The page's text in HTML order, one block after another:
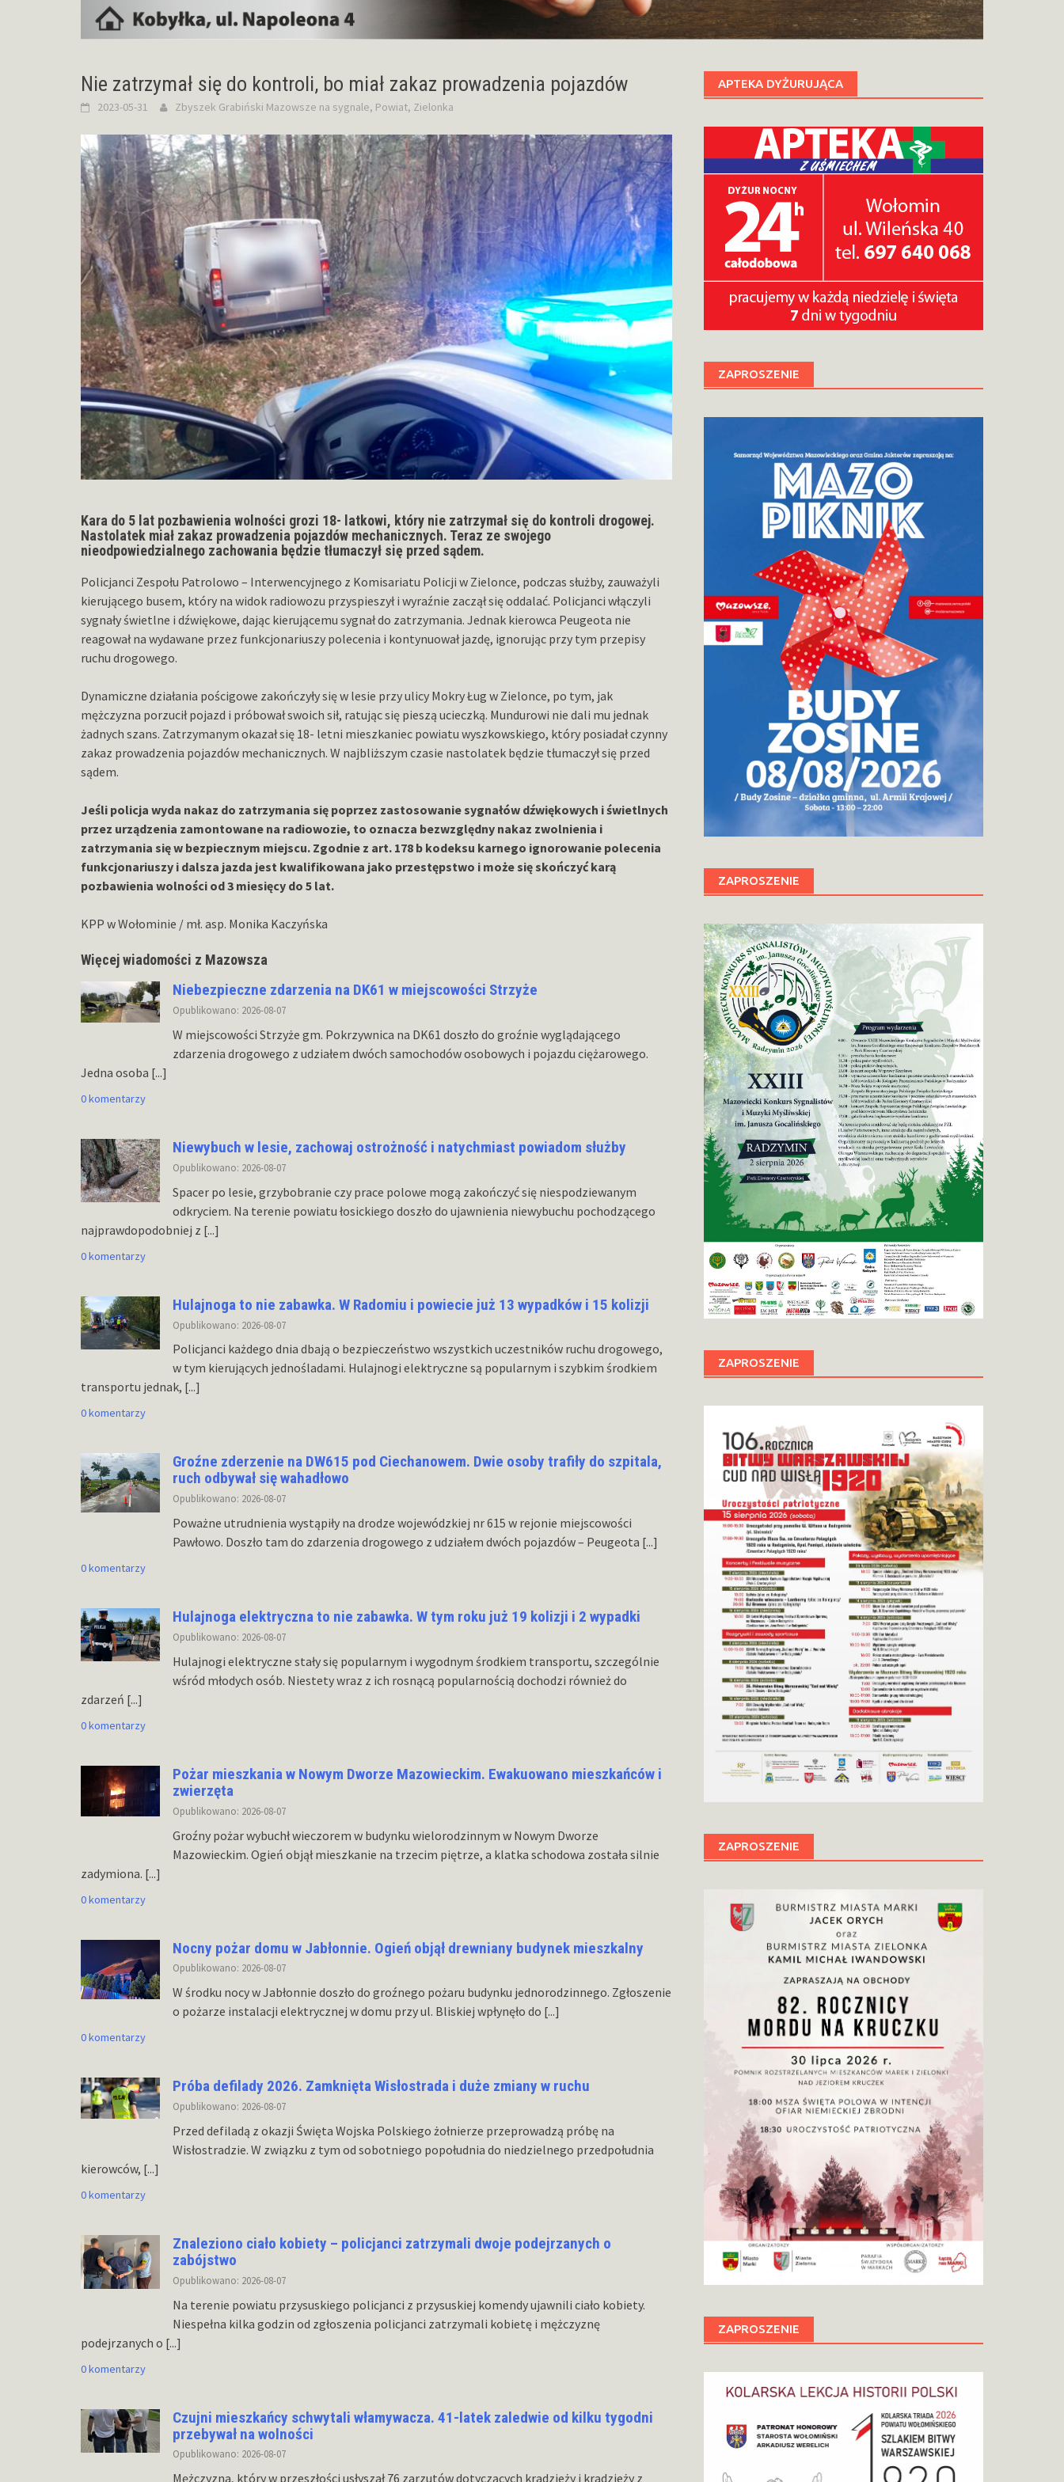
Nie zatrzymał się do kontroli, bo miał zakaz prowadzenia pojazdów
2023-05-31 Zbyszek Grabiński Mazowsze na sygnale, Powiat, Zielonka
Kara do 5 lat pozbawienia wolności grozi 18- latkowi, który nie zatrzymał się do kontroli drogowej.
Nastolatek miał zakaz prowadzenia pojazdów mechanicznych. Teraz ze swojego
nieodpowiedzialnego zachowania będzie tłumaczył się przed sądem.
Policjanci Zespołu Patrolowo – Interwencyjnego z Komisariatu Policji w Zielonce, podczas służby, zauważyli
kierującego busem, który na widok radiowozu przyspieszył i wyraźnie zaczął się oddalać. Policjanci włączyli
sygnały świetlne i dźwiękowe, dając kierującemu sygnał do zatrzymania. Jednak kierowca Peugeota nie
reagował na wydawane przez funkcjonariuszy polecenia i kontynuował jazdę, ignorując przy tym przepisy
ruchu drogowego.
Dynamiczne działania pościgowe zakończyły się w lesie przy ulicy Mokry Ług w Zielonce, po tym, jak
mężczyzna porzucił pojazd i próbował swoich sił, ratując się pieszą ucieczką. Mundurowi nie dali mu jednak
żadnych szans. Zatrzymanym okazał się 18- letni mieszkaniec powiatu wyszkowskiego, który posiadał czynny
zakaz prowadzenia pojazdów mechanicznych. W najbliższym czasie nastolatek będzie tłumaczył się przed
sądem.
Jeśli policja wyda nakaz do zatrzymania się poprzez zastosowanie sygnałów dźwiękowych i świetlnych
przez urządzenia zamontowane na radiowozie, to oznacza bezwzględny nakaz zwolnienia i
zatrzymania się w bezpiecznym miejscu. Zgodnie z art. 178 b kodeksu karnego ignorowanie polecenia
funkcjonariuszy i dalsza jazda jest kwalifikowana jako przestępstwo i może się skończyć karą
pozbawienia wolności od 3 miesięcy do 5 lat.
KPP w Wołominie / mł. asp. Monika Kaczyńska
Więcej wiadomości z Mazowsza
Niebezpieczne zdarzenia na DK61 w miejscowości Strzyże
Opublikowano: 2026-08-07
W miejscowości Strzyże gm. Pokrzywnica na DK61 doszło do groźnie wyglądającego
zdarzenia drogowego z udziałem dwóch samochodów osobowych i pojazdu ciężarowego.
Jedna osoba [...]
0 komentarzy
Niewybuch w lesie, zachowaj ostrożność i natychmiast powiadom służby
Opublikowano: 2026-08-07
Spacer po lesie, grzybobranie czy prace polowe mogą zakończyć się niespodziewanym
odkryciem. Na terenie powiatu łosickiego doszło do ujawnienia niewybuchu pochodzącego
najprawdopodobniej z [...]
0 komentarzy
Hulajnoga to nie zabawka. W Radomiu i powiecie już 13 wypadków i 15 kolizji
Opublikowano: 2026-08-07
Policjanci każdego dnia dbają o bezpieczeństwo wszystkich uczestników ruchu drogowego,
w tym kierujących jednośladami. Hulajnogi elektryczne są popularnym i szybkim środkiem
transportu jednak, [...]
0 komentarzy
Groźne zderzenie na DW615 pod Ciechanowem. Dwie osoby trafiły do szpitala,
ruch odbywał się wahadłowo
Opublikowano: 2026-08-07
Poważne utrudnienia wystąpiły na drodze wojewódzkiej nr 615 w rejonie miejscowości
Pawłowo. Doszło tam do zdarzenia drogowego z udziałem dwóch pojazdów – Peugeota [...]
0 komentarzy
Hulajnoga elektryczna to nie zabawka. W tym roku już 19 kolizji i 2 wypadki
Opublikowano: 2026-08-07
Hulajnogi elektryczne stały się popularnym i wygodnym środkiem transportu, szczególnie
wśród młodych osób. Niestety wraz z ich rosnącą popularnością dochodzi również do
zdarzeń [...]
0 komentarzy
Pożar mieszkania w Nowym Dworze Mazowieckim. Ewakuowano mieszkańców i
zwierzęta
Opublikowano: 2026-08-07
Groźny pożar wybuchł wieczorem w budynku wielorodzinnym w Nowym Dworze
Mazowieckim. Ogień objął mieszkanie na trzecim piętrze, a klatka schodowa została silnie
zadymiona. [...]
0 komentarzy
Nocny pożar domu w Jabłonnie. Ogień objął drewniany budynek mieszkalny
Opublikowano: 2026-08-07
W środku nocy w Jabłonnie doszło do groźnego pożaru budynku jednorodzinnego. Zgłoszenie
o pożarze instalacji elektrycznej w domu przy ul. Bliskiej wpłynęło do [...]
0 komentarzy
Próba defilady 2026. Zamknięta Wisłostrada i duże zmiany w ruchu
Opublikowano: 2026-08-07
Przed defiladą z okazji Święta Wojska Polskiego żołnierze przeprowadzą próbę na
Wisłostradzie. W związku z tym od sobotniego popołudnia do niedzielnego przedpołudnia
kierowców, [...]
0 komentarzy
Znaleziono ciało kobiety – policjanci zatrzymali dwoje podejrzanych o
zabójstwo
Opublikowano: 2026-08-07
Na terenie powiatu przysuskiego policjanci z przysuskiej komendy ujawnili ciało kobiety.
Niespełna kilka godzin od zgłoszenia policjanci zatrzymali kobietę i mężczyznę
podejrzanych o [...]
0 komentarzy
Czujni mieszkańcy schwytali włamywacza. 41-latek zaledwie od kilku tygodni
przebywał na wolności
Opublikowano: 2026-08-07
Mężczyzna, który w przeszłości usłyszał 76 zarzutów dotyczących kradzieży i kradzieży z
APTEKA DYŻURUJĄCA
ZAPROSZENIE
ZAPROSZENIE
ZAPROSZENIE
ZAPROSZENIE
ZAPROSZENIE